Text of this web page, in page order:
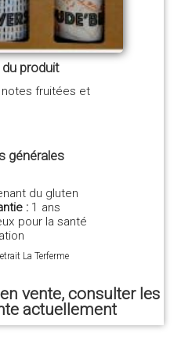
produit
notes fruitées et
générales
du gluten
: 1 ans
pour la santé
La Terferme
vente, consulter les
actuellement